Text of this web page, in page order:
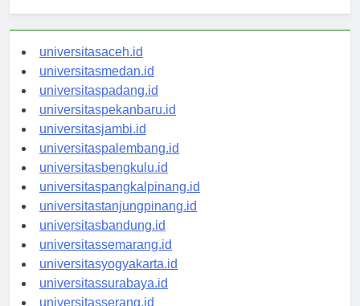
universitasaceh.id
universitasmedan.id
universitaspadang.id
universitaspekanbaru.id
universitasjambi.id
universitaspalembang.id
universitasbengkulu.id
universitaspangkalpinang.id
universitastanjungpinang.id
universitasbandung.id
universitassemarang.id
universitasyogyakarta.id
universitassurabaya.id